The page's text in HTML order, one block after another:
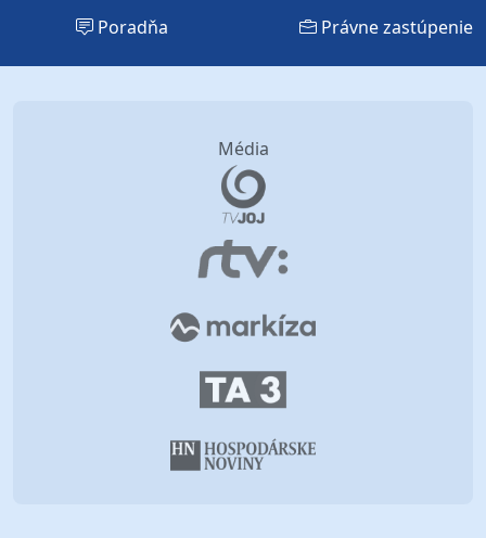
Poradňa
Právne zastúpenie
Média